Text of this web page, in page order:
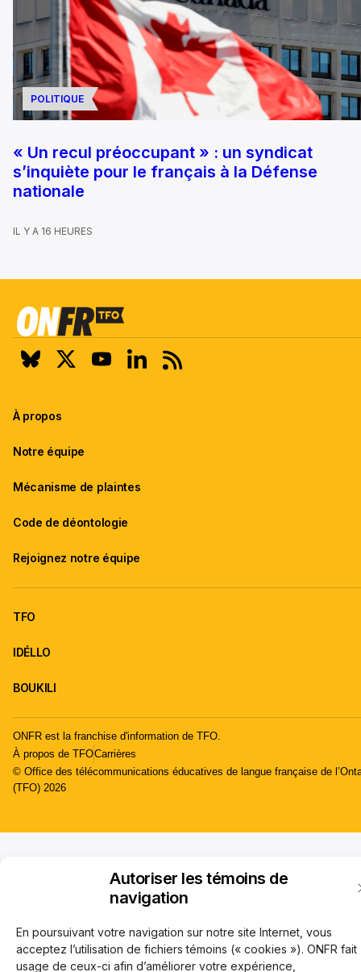
Autoriser les témoins de
navigation
En poursuivant votre navigation sur notre site Internet, vous
acceptez l’utilisation de fichiers témoins (« cookies »). ONFR fait
usage de ceux-ci afin d’améliorer votre expérience,
POLITIQUE
« Un recul préoccupant » : un syndicat
s’inquiète pour le français à la Défense
nationale
IL Y A 16 HEURES
À propos
Notre équipe
Mécanisme de plaintes
Code de déontologie
Rejoignez notre équipe
TFO
IDÉLLO
BOUKILI
ONFR est la franchise d'information de TFO.
À propos de TFOCarrières
© Office des télécommunications éducatives de langue française de
(TFO) 2026